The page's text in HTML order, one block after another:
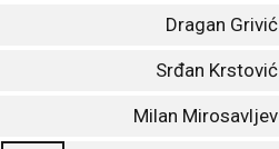
Dragan Grivić
Srđan Krstović
Milan Mirosavljev